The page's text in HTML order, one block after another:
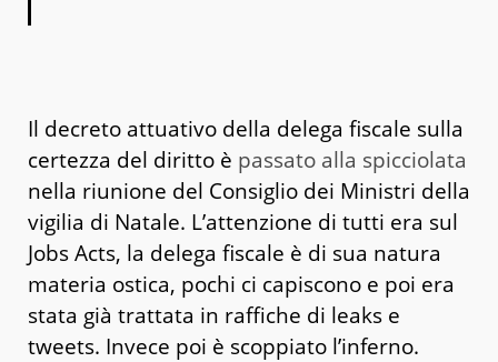
Il decreto attuativo della delega fiscale sulla
certezza del diritto è passato alla spicciolata
nella riunione del Consiglio dei Ministri della
vigilia di Natale. L’attenzione di tutti era sul
Jobs Acts, la delega fiscale è di sua natura
materia ostica, pochi ci capiscono e poi era
stata già trattata in raffiche di leaks e
tweets. Invece poi è scoppiato l’inferno.